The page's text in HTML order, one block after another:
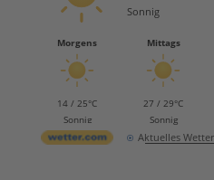
Sonnig
Morgens
14 / 25°C
Sonnig
Mittags
27 / 29°C
Sonnig
Aktuelles